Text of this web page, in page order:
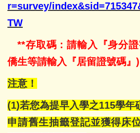
r=survey/
TW
**存取碼：請輸入『身分證
僑生等請輸入『居留證號碼』)
注意！
(1)若您為提早入學之115學年
申請舊生抽籤登記並獲得床